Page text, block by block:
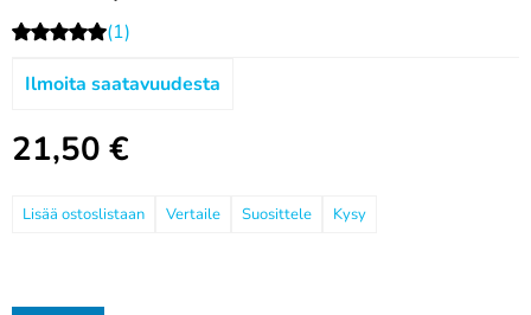
(1)
Ilmoita saatavuudesta
21,50 €
Vertaile Suosittele Kysy